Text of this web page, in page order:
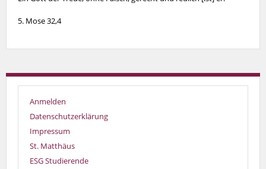
5. Mose 32,4
Anmelden
Datenschutzerklärung
Impressum
St. Matthäus
ESG Studierende